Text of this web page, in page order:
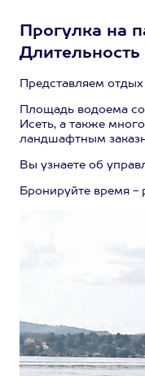
Прогулка на
Представляем
Площадь водоема
Исеть, а также
ландшафтным
Вы узнаете об
Бронируйте время -